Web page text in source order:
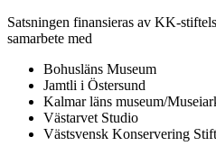
Satsningen finansieras av KK-
samarbete med
Bohusläns Museum
Jamtli i Östersund
Kalmar läns museum/
Västarvet Studio
Västsvensk Konservering